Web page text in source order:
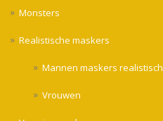
Monsters
Realistische maskers
Mannen maskers realistisch
Vrouwen